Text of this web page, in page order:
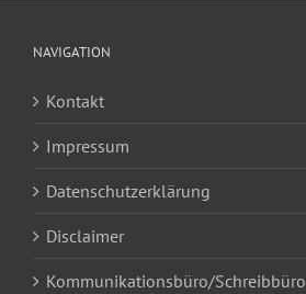
NAVIGATION
Kontakt
Impressum
Datenschutzerklärung
Disclaimer
Kommunikationsbüro/Schreibbüro